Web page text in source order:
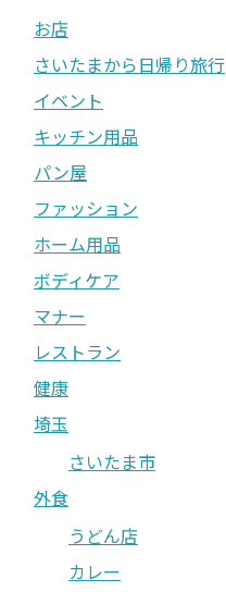
お店
さいたまから日帰り旅行
イベント
キッチン用品
パン屋
ファッション
ホーム用品
ボディケア
マナー
レストラン
健康
埼玉
さいたま市
外食
うどん店
カレー